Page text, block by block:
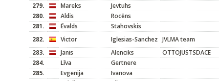
279.
Mareks
Jevtuhs
280.
Aldis
Rocēns
281.
Ēvalds
Stahovskis
282.
Victor Iglesias-Sanchez JVLMA team
283.
Janis Alenciks
OTTOJUSTSDACE
284.
Līva
Gertnere
285.
Evgenija
Ivanova